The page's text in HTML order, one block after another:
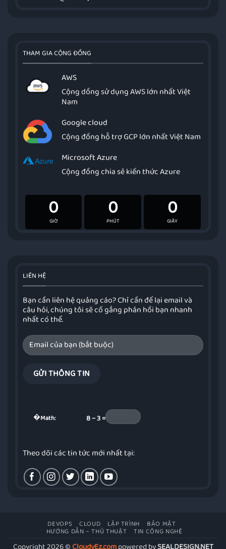
THAM GIA CỘNG ĐỒNG
AWS
Cộng dồng sử dụng AWS lớn nhất Việt
Nam
Google cloud
Cộng đồng hỗ trợ GCP lớn nhất Việt Nam
Microsoft Azure
Cộng đồng chia sẻ kiến thức Azure
0
GIỜ 0
PHÚT 0
GIÂY
LIÊN HỆ
Bạn cần liên hệ quảng cáo? Chỉ cần để lại email và
câu hỏi, chúng tôi sẽ cố gắng phản hồi bạn nhanh
nhất có thể.
�Math: 8 − 3 =
Theo dõi các tin tức mới nhất tại:
DEVOPS CLOUD LẬP TRÌNH BẢO MẬT
HƯỚNG DẪN – THỦ THUẬT TIN CÔNG NGHỆ